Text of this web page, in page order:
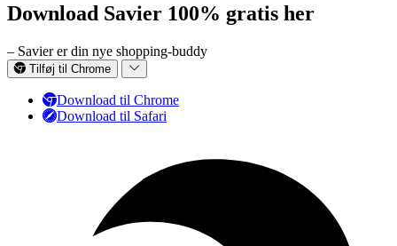
Download Savier 100% gratis her
– Savier er din nye shopping-buddy
Tilføj til Chrome
Download til Chrome
Download til Safari